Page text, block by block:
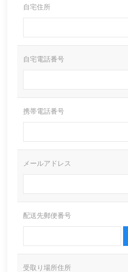
自宅住所
自宅電話番号
携帯電話番号
メールアドレス
配送先郵便番号
受取り場所住所